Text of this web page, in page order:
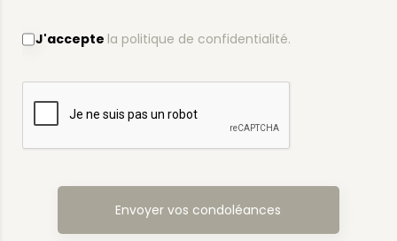
J'accepte la politique de confidentialité.